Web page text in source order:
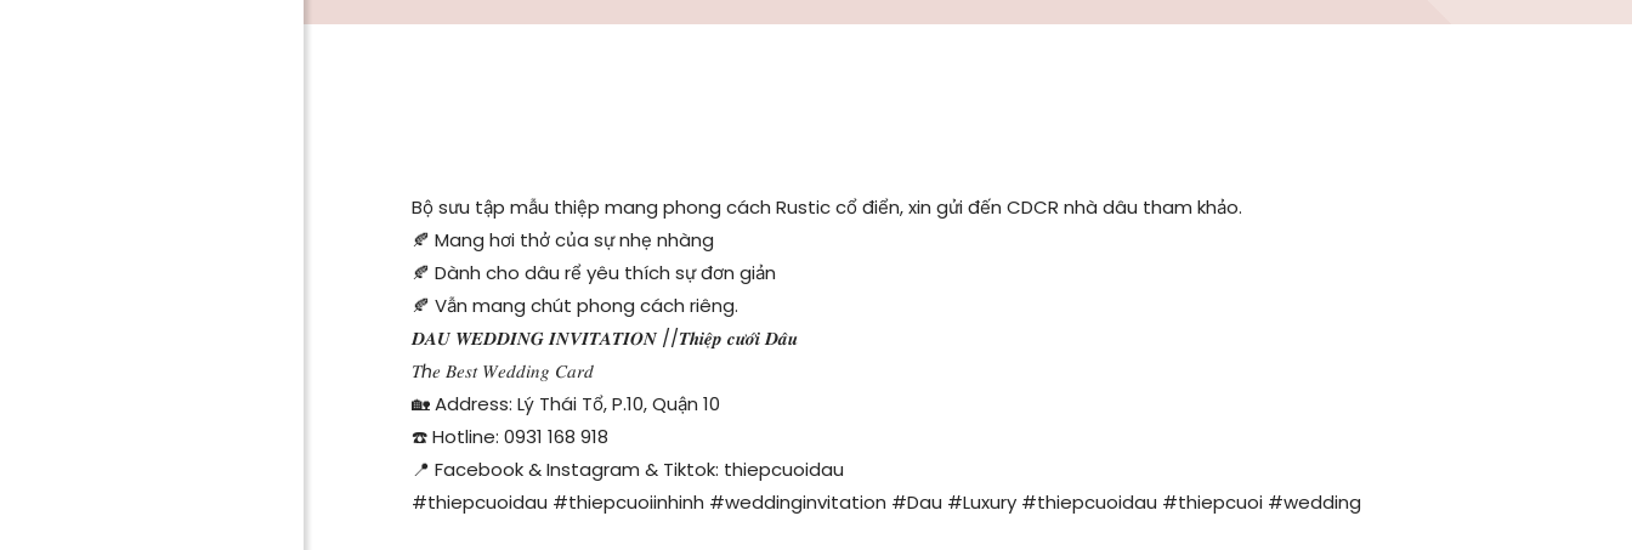
Bộ sưu tập mẫu thiệp mang phong cách Rustic cổ điển, xin gửi đến CDCR nhà dâu tham khảo.
🍂 Mang hơi thở của sự nhẹ nhàng
🍂 Dành cho dâu rể yêu thích sự đơn giản
🍂 Vẫn mang chút phong cách riêng.
𝑫𝑨𝑼 𝑾𝑬𝑫𝑫𝑰𝑵𝑮 𝑰𝑵𝑽𝑰𝑻𝑨𝑻𝑰𝑶𝑵 //𝑻𝒉𝒊𝒆̣̂𝒑 𝒄𝒖̛𝒐̛́𝒊 𝑫𝒂̂𝒖
𝑇ℎ𝑒 𝐵𝑒𝑠𝑡 𝑊𝑒𝑑𝑑𝑖𝑛𝑔 𝐶𝑎𝑟𝑑
🏡 Address: Lý Thái Tổ, P.10, Quận 10
☎️ Hotline: 0931 168 918
📍 Facebook & Instagram & Tiktok: thiepcuoidau
#thiepcuoidau #thiepcuoiinhinh #weddinginvitation #Dau #Luxury #thiepcuoidau #thiepcuoi #wedding